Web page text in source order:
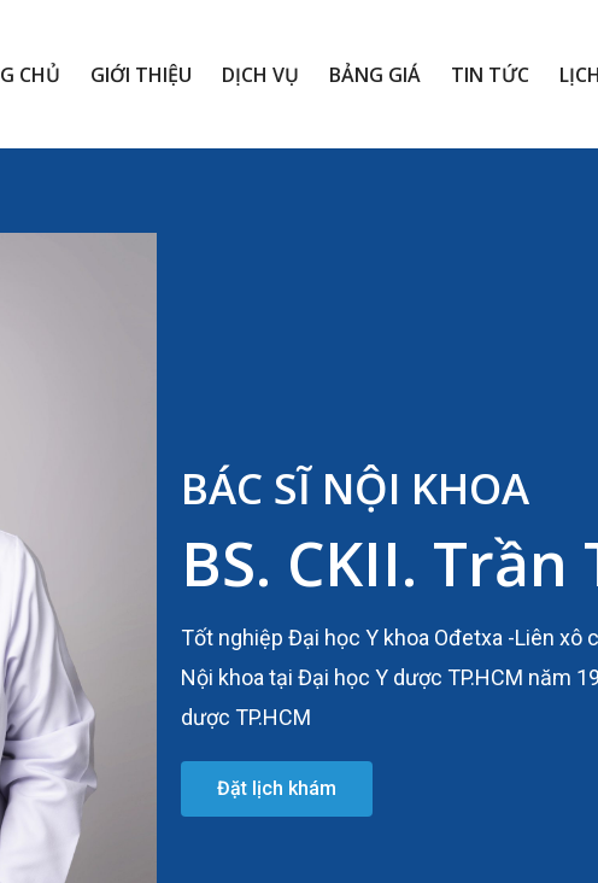
CHỦ GIỚI THIỆU DỊCH VỤ BẢNG GIÁ TIN TỨC
BÁC SĨ NỘI KHOA
BS. CKII.
Tốt nghiệp Đại học Y khoa Ođetxa -Liên xô
Nội khoa tại Đại học Y dược TP.HCM năm
dược TP.HCM
Đặt lịch khám